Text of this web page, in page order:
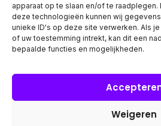
apparaat op te slaan en/of te
deze technologieën kunnen wij
unieke ID's op deze site verwerken. Als
of uw toestemming intrekt, kan dit een
bepaalde functies en mogelijkheden.
Weigeren
Bedrijf? vraag een account aan